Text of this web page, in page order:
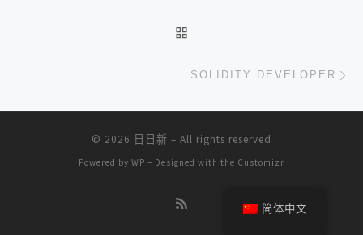
SOLIDITY DEVELOPER
© 2026 日日新 – All rights reserved
Powered by WP – Designed with the Customizr
简体中文